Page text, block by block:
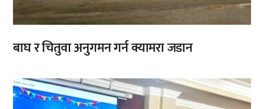
बाघ र चितुवा अनुगमन गर्न क्यामरा जडान
,